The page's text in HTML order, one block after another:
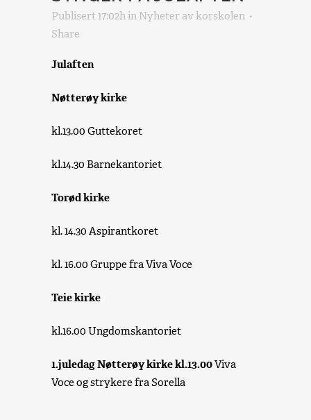
Publisert 17:02hin Nyheter avkorskolen
Share
Julaften
Nøtterøy kirke
kl.13.00 Guttekoret
kl.14.30 Barnekantoriet
Torød kirke
kl. 14.30 Aspirantkoret
kl. 16.00 Gruppe fra Viva Voce
Teie kirke
kl.16.00 Ungdomskantoriet
1.juledag Nøtterøy kirke kl.13.00Viva
Voce og strykere fra Sorella